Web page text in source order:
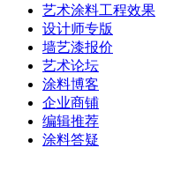
艺术涂料工程效果
设计师专版
墙艺漆报价
艺术论坛
涂料博客
企业商铺
编辑推荐
涂料答疑